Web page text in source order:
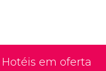
Hotéis em oferta